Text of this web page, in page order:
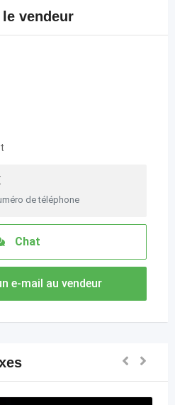
vendeur
de téléphone
Chat
e-mail au vendeur